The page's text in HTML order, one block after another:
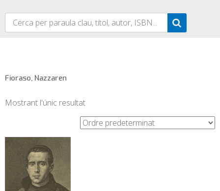
Fioraso, Nazzaren
Mostrant l'únic resultat